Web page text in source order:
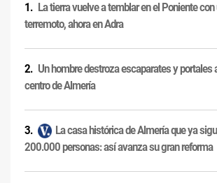
La tierra vuelve a temblar en el Poniente
terremoto, ahora en Adra
Un hombre destroza escaparates y portales
centro de Almería
La casa histórica de Almería que ya
200.000 personas: así avanza su gran reforma